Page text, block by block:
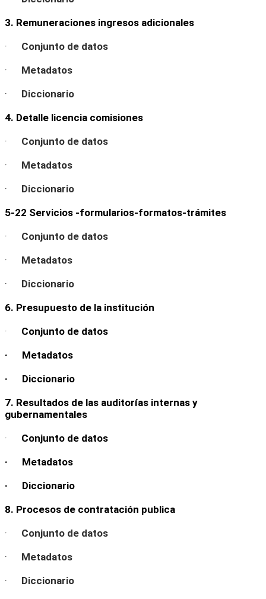
3. Remuneraciones ingresos adicionales
· Conjunto de datos
· Metadatos
· Diccionario
4. Detalle licencia comisiones
· Conjunto de datos
· Metadatos
· Diccionario
5-22 Servicios -formularios-formatos-trámites
· Conjunto de datos
· Metadatos
· Diccionario
6. Presupuesto de la institución
· Conjunto de datos
· Metadatos
· Diccionario
7. Resultados de las auditorías internas y
gubernamentales
· Conjunto de datos
· Metadatos
· Diccionario
8. Procesos de contratación publica
· Conjunto de datos
· Metadatos
· Diccionario